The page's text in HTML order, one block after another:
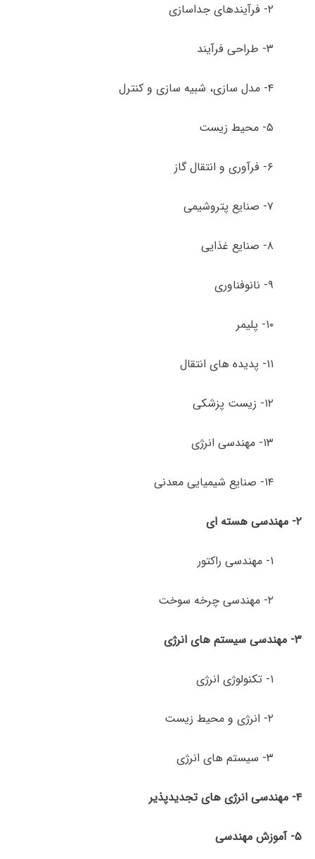
۲- فرآیندهای جداسازی
۳- طراحی فرآیند
۴- مدل­ سازی، شبیه­ سازی و کنترل
۵- محیط زیست
۶- فرآوری و انتقال گاز
۷- صنایع پتروشیمی
۸- صنایع غذایی
۹- نانوفناوری
۱۰- پلیمر
۱۱- پدیده های انتقال
۱۲- زیست پزشکی
۱۳- مهندسی انرژی
۱۴- صنایع شیمیایی معدنی
۲- مهندسی هسته ای
۱- مهندسی راکتور
۲- مهندسی چرخه سوخت
۳- مهندسی سیستم های انرژی
۱- تکنولوژی انرژی
۲- انرژی و محیط زیست
۳- سیستم های انرژی
۴- مهندسی انرژی های تجدیدپذیر
۵- آموزش مهندسی